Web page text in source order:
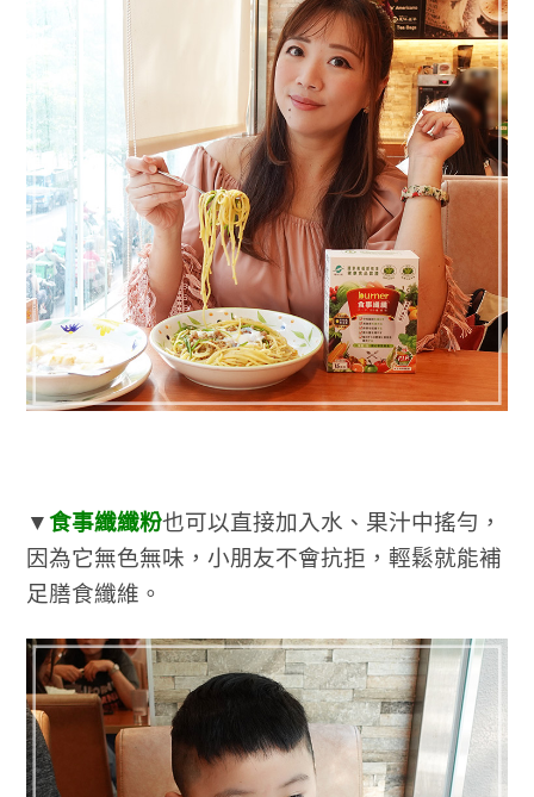
▼食事纖纖粉也可以直接加入水、果汁中搖勻，
因為它無色無味，小朋友不會抗拒，輕鬆就能補
足膳食纖維。